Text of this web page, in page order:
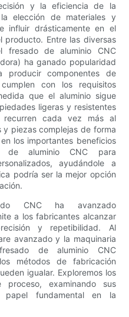
y la eficiencia de la
elección de materiales y
influir drásticamente en el
producto. Entre las diversas
fresado de aluminio CNC
ha ganado popularidad
componentes de
con los requisitos
que el aluminio sigue
ligeras y resistentes
recurren cada vez más al
piezas complejas de forma
los importantes beneficios
de aluminio CNC para
ayudándole a
podría ser la mejor opción
CNC ha avanzado
a los fabricantes alcanzar
y repetibilidad. Al
avanzado y la maquinaria
de aluminio CNC
métodos de fabricación
igualar. Exploremos los
examinando sus
papel fundamental en la